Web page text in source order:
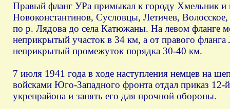
Правый фланг УРа примыкал к городу Хмельник
Новоконстантинов, Сусловцы, Летичев,
по р. Лядова до села Катюжаны. На левом
неприкрытый участок в 34 км, а от правого
неприкрытый промежуток порядка 30-40 км.
7 июля 1941 года в ходе наступления немцев на
войсками Юго-Западного фронта отдал приказ
укрепрайона и занять его для прочной обороны.